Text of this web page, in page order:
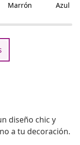
Marrón Azul
diseño chic y
a tu decoración.